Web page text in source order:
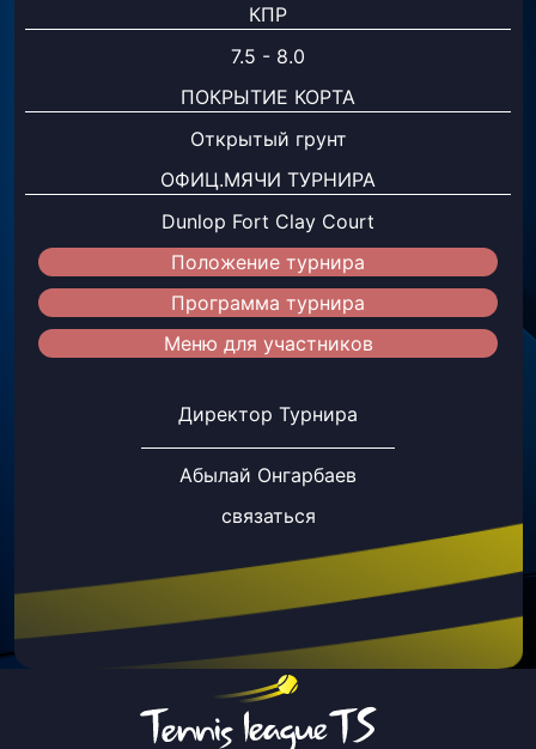
КПР
7.5 - 8.0
ПОКРЫТИЕ КОРТА
Открытый грунт
ОФИЦ.МЯЧИ ТУРНИРА
Dunlop Fort Clay Court
Положение турнира
Программа турнира
Меню для участников
Директор Турнира
Абылай Онгарбаев
связаться